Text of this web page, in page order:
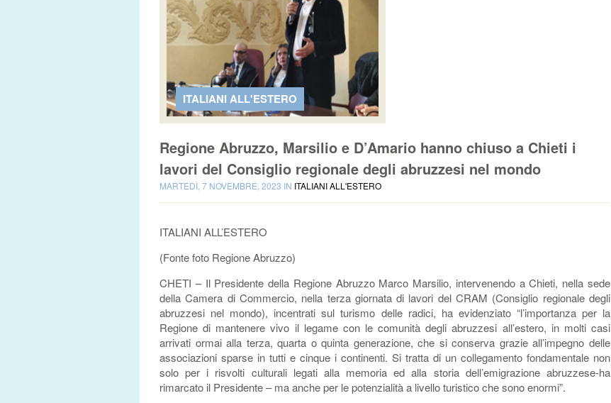
ITALIANI ALL'ESTERO
Regione Abruzzo, Marsilio e D’Amario hanno chiuso a Chieti i
lavori del Consiglio regionale degli abruzzesi nel mondo
MARTEDÌ, 7 NOVEMBRE, 2023 IN ITALIANI ALL'ESTERO
ITALIANI ALL’ESTERO
(Fonte foto Regione Abruzzo)
CHETI – Il Presidente della Regione Abruzzo Marco Marsilio, intervenendo a Chieti, nella sede
della Camera di Commercio, nella terza giornata di lavori del CRAM (Consiglio regionale degli
abruzzesi nel mondo), incentrati sul turismo delle radici, ha evidenziato “l’importanza per la
Regione di mantenere vivo il legame con le comunità degli abruzzesi all’estero, in molti casi
arrivati ormai alla terza, quarta o quinta generazione, che si conserva grazie all’impegno delle
associazioni sparse in tutti e cinque i continenti. Si tratta di un collegamento fondamentale non
solo per i risvolti culturali legati alla memoria ed alla storia dell’emigrazione abruzzese-ha
rimarcato il Presidente – ma anche per le potenzialità a livello turistico che sono enormi”.